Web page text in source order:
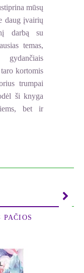
mūsų
daug įvairių
darbą su
temas,
gydančiais
kortomis
trumpai
ši knyga
bet ir
ir
„Virgulės
gyviems
reikalingas